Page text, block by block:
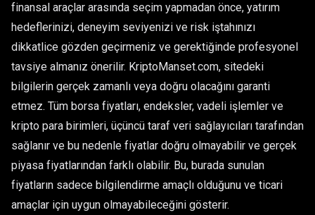
finansal araçlar arasında seçim yapmadan önce, yatırım
hedeflerinizi, deneyim seviyenizi ve risk iştahınızı
dikkatlice gözden geçirmeniz ve gerektiğinde profesyonel
tavsiye almanız önerilir. KriptoManset.com, sitedeki
bilgilerin gerçek zamanlı veya doğru olacağını garanti
etmez. Tüm borsa fiyatları, endeksler, vadeli işlemler ve
kripto para birimleri, üçüncü taraf veri sağlayıcıları tarafından
sağlanır ve bu nedenle fiyatlar doğru olmayabilir ve gerçek
piyasa fiyatlarından farklı olabilir. Bu, burada sunulan
fiyatların sadece bilgilendirme amaçlı olduğunu ve ticari
amaçlar için uygun olmayabileceğini gösterir.